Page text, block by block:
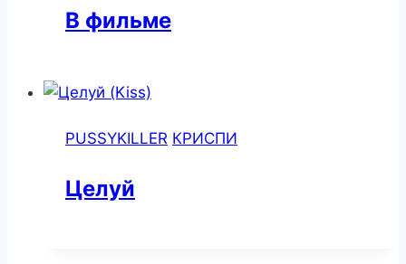
В фильме
PUSSYKILLER КРИСПИ
Целуй